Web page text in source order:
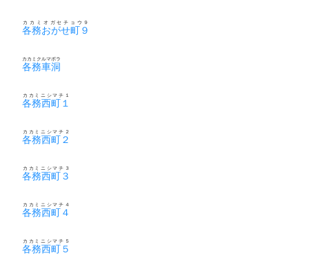
各務おがせ町９
カカミオガセチョウ９
各務車洞
カカミクルマボラ
各務西町１
カカミニシマチ１
各務西町２
カカミニシマチ２
各務西町３
カカミニシマチ３
各務西町４
カカミニシマチ４
各務西町５
カカミニシマチ５